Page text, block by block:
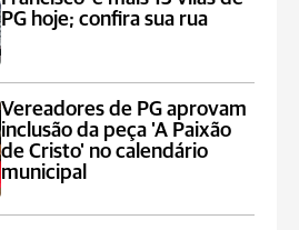
PG hoje; confira sua rua
Vereadores de PG aprovam
inclusão da peça 'A Paixão
de Cristo' no calendário
municipal